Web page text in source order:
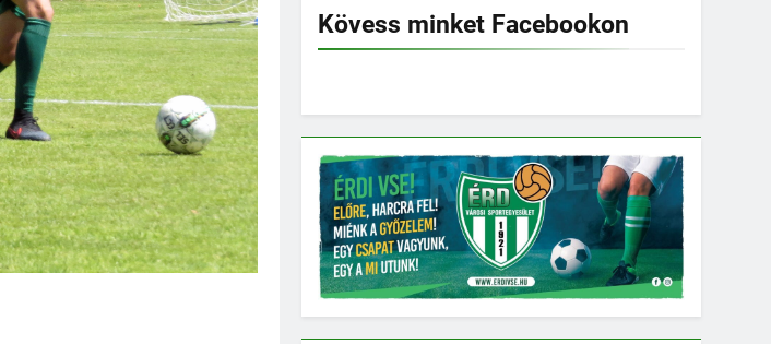
Kövess minket Facebookon